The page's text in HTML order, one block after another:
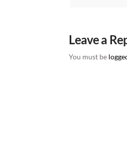
Leave a
You must be